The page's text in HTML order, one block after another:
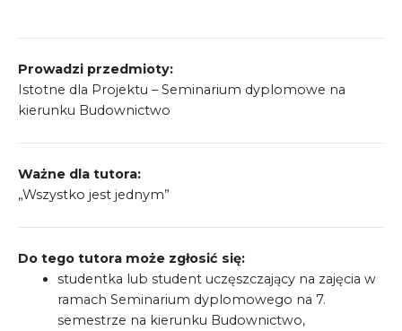
Prowadzi przedmioty:
Istotne dla Projektu – Seminarium dyplomowe na
kierunku Budownictwo
Ważne dla tutora:
„Wszystko jest jednym”
Do tego tutora może zgłosić się:
studentka lub student uczęszczający na zajęcia w
ramach Seminarium dyplomowego na 7.
semestrze na kierunku Budownictwo,